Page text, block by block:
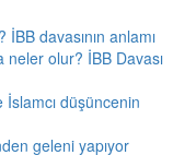
davasının anlamı
olur? İBB Davası
İslamcı düşüncenin
geleni yapıyor